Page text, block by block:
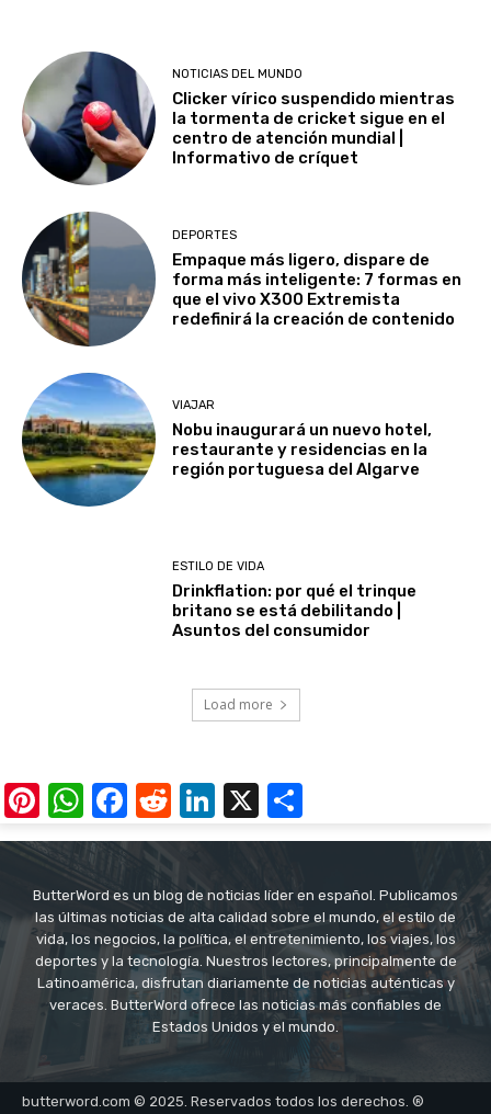
NOTICIAS DEL MUNDO
Clicker vírico suspendido mientras
la tormenta de cricket sigue en el
centro de atención mundial |
Informativo de críquet
DEPORTES
Empaque más ligero, dispare de
forma más inteligente: 7 formas en
que el vivo X300 Extremista
redefinirá la creación de contenido
VIAJAR
Nobu inaugurará un nuevo hotel,
restaurante y residencias en la
región portuguesa del Algarve
ESTILO DE VIDA
Drinkflation: por qué el trinque
britano se está debilitando |
Asuntos del consumidor
Load more
Pinterest
WhatsApp
Facebook
RedditLinkedIn
X
ButterWord es un blog de noticias líder en español. Publicamos
las últimas noticias de alta calidad sobre el mundo, el estilo de
vida, los negocios, la política, el entretenimiento, los viajes, los
deportes y la tecnología. Nuestros lectores, principalmente de
Latinoamérica, disfrutan diariamente de noticias auténticas y
veraces. ButterWord ofrece las noticias más confiables de
Estados Unidos y el mundo.
butterword.com © 2025. Reservados todos los derechos. ®